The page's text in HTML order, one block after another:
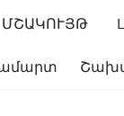
ՄՇԱԿՈՒՅԹ